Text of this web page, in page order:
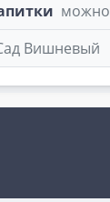
можно
Вишневый